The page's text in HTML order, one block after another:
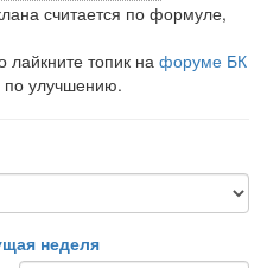
считается по формуле,
лайкните топик на форуме БК
улучшению.
неделя